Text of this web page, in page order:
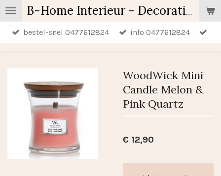
Ga
direct
naar
B-Home Interieur - Decoratie & Geschenken - Geurartikelen
bestel-snel 0477612824 info 0477612824
WoodWick Mini
Candle Melon &
Pink Quartz
€ 12,90